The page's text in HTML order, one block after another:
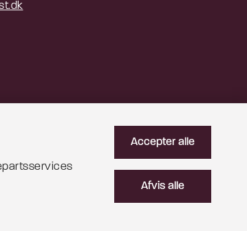
Accepter alle
Afvis alle